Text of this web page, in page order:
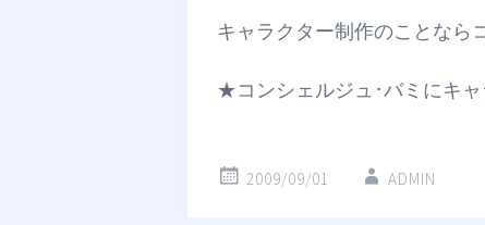
キャラクター制作のことなら
★コンシェルジュ･バミにキ
2009/09/01 ADMIN